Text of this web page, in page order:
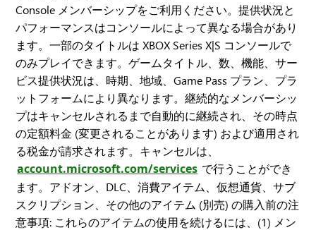
Console メンバーシップをご利用ください。提供状況と
パフォーマンスはコンソールによって異なる場合があり
ます。一部のタイトルは XBOX Series X|S コンソールで
のみプレイできます。ゲームタイトル、数、機能、サー
ビス提供状況は、時期、地域、Game Pass プラン、プラ
ットフォームにより異なります。継続的なメンバーシッ
プはキャンセルされるまで自動的に継続され、その時点
の定額料金 (変更されることがあります) および適用され
る税金が請求されます。キャンセルは、
account.microsoft.com/services で行うことができ
ます。アドオン、DLC、消費アイテム、仮想通貨、サブ
スクリプション、その他のアイテム (別売) の購入前の注
意事項: これらのアイテムの使用を続けるには、(1) メン